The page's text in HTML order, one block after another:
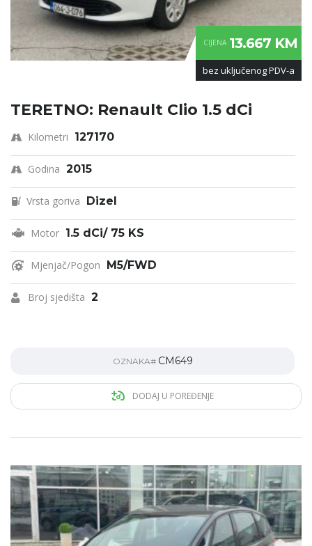
CIJENA 13.667 KM
bez uključenog PDV-a
TERETNO: Renault Clio 1.5 dCi
Kilometri 127170
Godina 2015
Vrsta goriva Dizel
Motor 1.5 dCi/ 75 KS
Mjenjač/Pogon M5/FWD
Broj sjedišta 2
OZNAKA# CM649
DODAJ U POREĐENJE